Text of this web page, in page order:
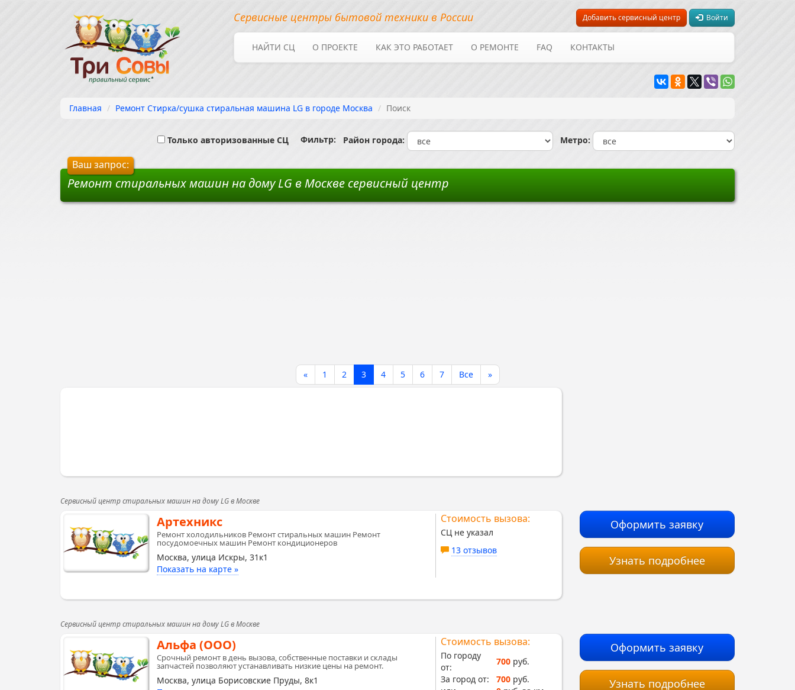
Добавить сервисный центр Войти
Сервисные центры бытовой техники в России
НАЙТИ СЦ О ПРОЕКТЕ КАК ЭТО РАБОТАЕТ О РЕМОНТЕ FAQ КОНТАКТЫ
Главная Ремонт Стирка/сушка стиральная машина LG в городе Москва Поиск
Только авторизованные СЦ Фильтр: Район города: Метро:
Ваш запрос:
Ремонт стиральных машин на дому LG в Москве сервисный центр
« 1 2 3 4 5 6 7 Все »
Сервисный центр стиральных машин на дому LG в Москве
Артехникс
Ремонт холодильников Ремонт стиральных машин Ремонт
посудомоечных машин Ремонт кондиционеров
Москва, улица Искры, 31к1
Показать на карте »
Стоимость вызова:
СЦ не указал
13 отзывов
Оформить заявку
Узнать подробнее
Сервисный центр стиральных машин на дому LG в Москве
Альфа (ООО)
Срочный ремонт в день вызова, собственные поставки и склады
запчастей позволяют устанавливать низкие цены на ремонт.
Москва, улица Борисовские Пруды, 8к1
Стоимость вызова:
По городу
от:
700руб.
За город от:
700руб.
Оформить заявку
Узнать подробнее